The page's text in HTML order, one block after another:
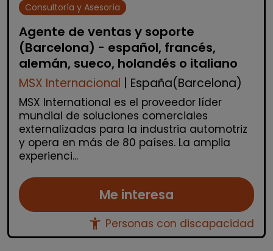
Consultoría y Asesoría
Agente de ventas y soporte
(Barcelona) - español, francés,
alemán, sueco, holandés o italiano
MSX Internacional | España(Barcelona)
MSX International es el proveedor líder
mundial de soluciones comerciales
externalizadas para la industria automotriz
y opera en más de 80 países. La amplia
experienci...
Me interesa
accessibility_new Personas con discapacidad